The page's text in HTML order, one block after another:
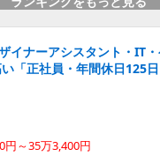
イナーアシスタント・IT
「正社員・年間休日125
円～35万3,400円